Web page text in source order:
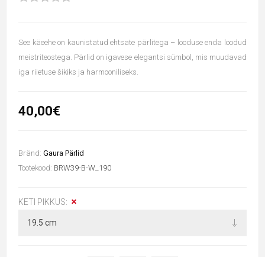
See käeehe on kaunistatud ehtsate pärlitega – looduse enda loodud
meistriteostega. Pärlid on igavese elegantsi sümbol, mis muudavad
iga riietuse šikiks ja harmooniliseks.
40,00€
Bränd: Gaura Pärlid
Tootekood: BRW39-B-W_190
KETI PIKKUS: